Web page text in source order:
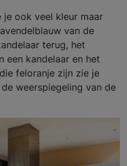
ook veel kleur maar
van de
terug, het
een kandelaar en het
feloranje zijn zie je
weerspiegeling van de